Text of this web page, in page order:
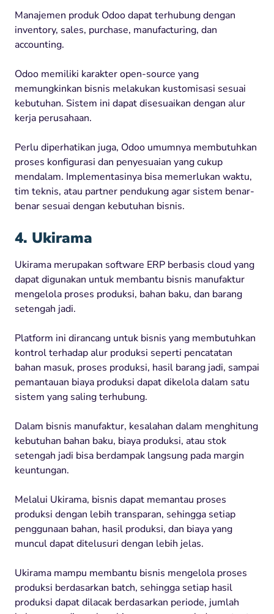
Manajemen produk Odoo dapat terhubung dengan
inventory, sales, purchase, manufacturing, dan
accounting.
Odoo memiliki karakter open-source yang
memungkinkan bisnis melakukan kustomisasi sesuai
kebutuhan. Sistem ini dapat disesuaikan dengan alur
kerja perusahaan.
Perlu diperhatikan juga, Odoo umumnya membutuhkan
proses konfigurasi dan penyesuaian yang cukup
mendalam. Implementasinya bisa memerlukan waktu,
tim teknis, atau partner pendukung agar sistem benar-
benar sesuai dengan kebutuhan bisnis.
4. Ukirama
Ukirama merupakan software ERP berbasis cloud yang
dapat digunakan untuk membantu bisnis manufaktur
mengelola proses produksi, bahan baku, dan barang
setengah jadi.
Platform ini dirancang untuk bisnis yang membutuhkan
kontrol terhadap alur produksi seperti pencatatan
bahan masuk, proses produksi, hasil barang jadi, sampai
pemantauan biaya produksi dapat dikelola dalam satu
sistem yang saling terhubung.
Dalam bisnis manufaktur, kesalahan dalam menghitung
kebutuhan bahan baku, biaya produksi, atau stok
setengah jadi bisa berdampak langsung pada margin
keuntungan.
Melalui Ukirama, bisnis dapat memantau proses
produksi dengan lebih transparan, sehingga setiap
penggunaan bahan, hasil produksi, dan biaya yang
muncul dapat ditelusuri dengan lebih jelas.
Ukirama mampu membantu bisnis mengelola proses
produksi berdasarkan batch, sehingga setiap hasil
produksi dapat dilacak berdasarkan periode, jumlah